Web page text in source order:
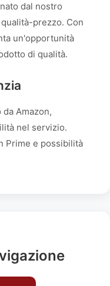
dal nostro
prezzo. Con
un'opportunità
di qualità.
Amazon,
nel servizio.
Prime e possibilità